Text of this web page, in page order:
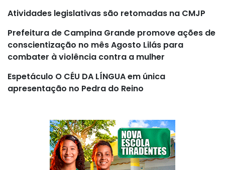
Atividades legislativas são retomadas na CMJP
Prefeitura de Campina Grande promove ações de
conscientização no mês Agosto Lilás para
combater à violência contra a mulher
Espetáculo O CÉU DA LÍNGUA em única
apresentação no Pedra do Reino